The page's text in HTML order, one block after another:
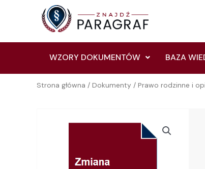
WZORY DOKUMENTÓW BAZA
Strona główna / Dokumenty / Prawo rodzinne i